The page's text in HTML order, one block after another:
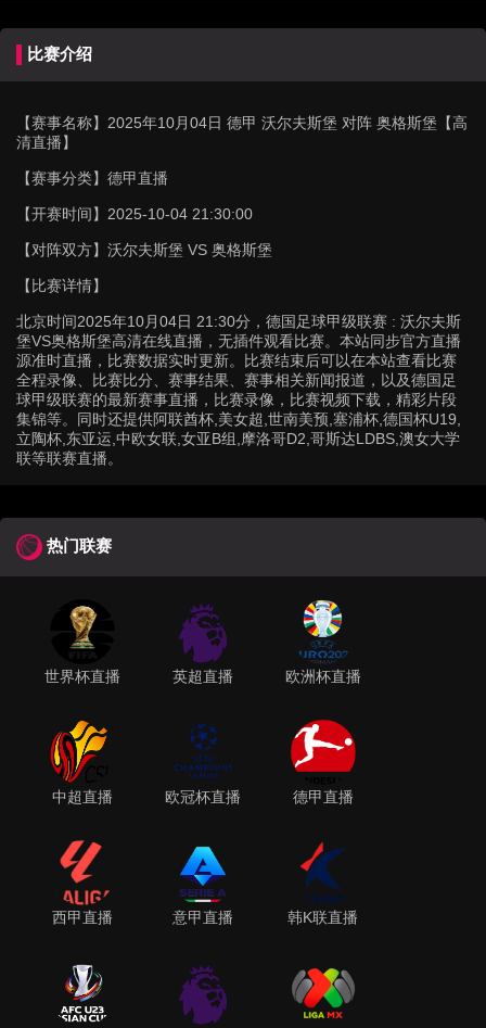
比赛介绍
【赛事名称】 2025年10月04日 德甲 沃尔夫斯堡 对阵 奥格斯堡【高
清直播】
【赛事分类】 德甲直播
【开赛时间】 2025-10-04 21:30:00
【对阵双方】 沃尔夫斯堡 VS 奥格斯堡
【比赛详情】
北京时间2025年10月04日 21:30分，德国足球甲级联赛 : 沃尔夫斯
堡VS奥格斯堡高清在线直播，无插件观看比赛。本站同步官方直播
源准时直播，比赛数据实时更新。比赛结束后可以在本站查看比赛
全程录像、比赛比分、赛事结果、赛事相关新闻报道，以及德国足
球甲级联赛的最新赛事直播，比赛录像，比赛视频下载，精彩片段
集锦等。同时还提供阿联酋杯,美女超,世南美预,塞浦杯,德国杯U19,
立陶杯,东亚运,中欧女联,女亚B组,摩洛哥D2,哥斯达LDBS,澳女大学
联等联赛直播。
热门联赛
世界杯直播 英超直播 欧洲杯直播
中超直播 欧冠杯直播 德甲直播
西甲直播 意甲直播 韩K联直播